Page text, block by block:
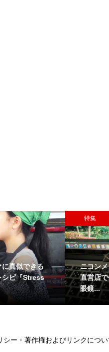
真似できる
シピ『Stress
特集
ニコン
直営店
眼鏡...
シー・著作権およびリンクについ